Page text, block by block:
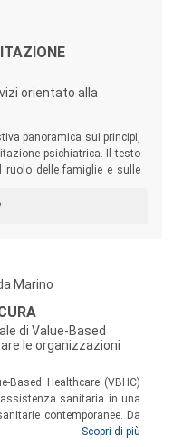
orientato alla
panoramica sui principi,
psichiatrica. Il testo
delle famiglie e sulle
operatori nella pratica
dei professionisti.
Marino
di Value-Based
le organizzazioni
Based Healthcare (VBHC)
sanitaria in una
contemporanee. Da
introduce il modello del
Scopri di più